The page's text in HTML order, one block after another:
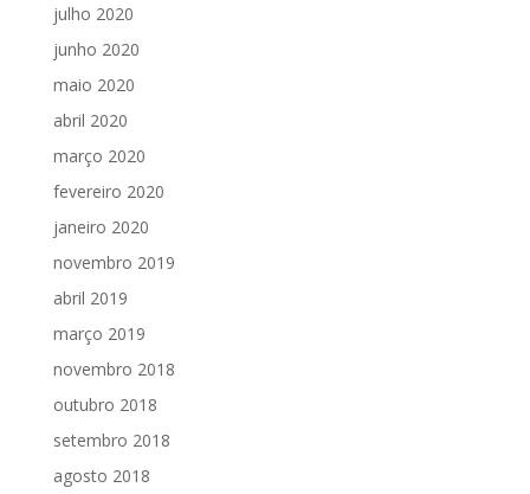
julho 2020
junho 2020
maio 2020
abril 2020
março 2020
fevereiro 2020
janeiro 2020
novembro 2019
abril 2019
março 2019
novembro 2018
outubro 2018
setembro 2018
agosto 2018